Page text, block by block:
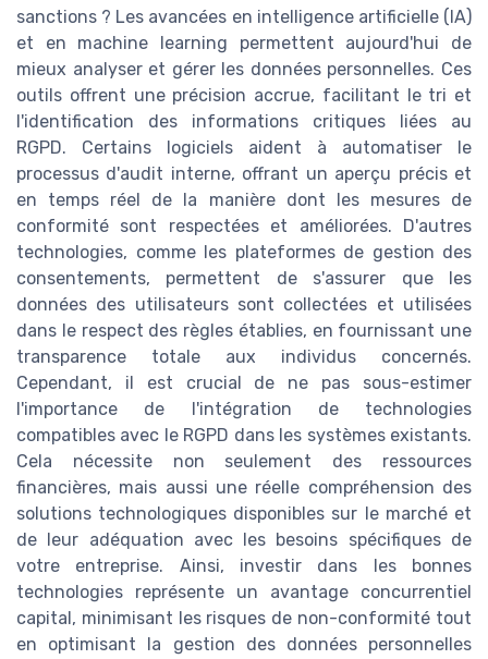
sanctions ? Les avancées en intelligence artificielle (IA)
et en machine learning permettent aujourd'hui de
mieux analyser et gérer les données personnelles. Ces
outils offrent une précision accrue, facilitant le tri et
l'identification des informations critiques liées au
RGPD. Certains logiciels aident à automatiser le
processus d'audit interne, offrant un aperçu précis et
en temps réel de la manière dont les mesures de
conformité sont respectées et améliorées. D'autres
technologies, comme les plateformes de gestion des
consentements, permettent de s'assurer que les
données des utilisateurs sont collectées et utilisées
dans le respect des règles établies, en fournissant une
transparence totale aux individus concernés.
Cependant, il est crucial de ne pas sous-estimer
l'importance de l'intégration de technologies
compatibles avec le RGPD dans les systèmes existants.
Cela nécessite non seulement des ressources
financières, mais aussi une réelle compréhension des
solutions technologiques disponibles sur le marché et
de leur adéquation avec les besoins spécifiques de
votre entreprise. Ainsi, investir dans les bonnes
technologies représente un avantage concurrentiel
capital, minimisant les risques de non-conformité tout
en optimisant la gestion des données personnelles